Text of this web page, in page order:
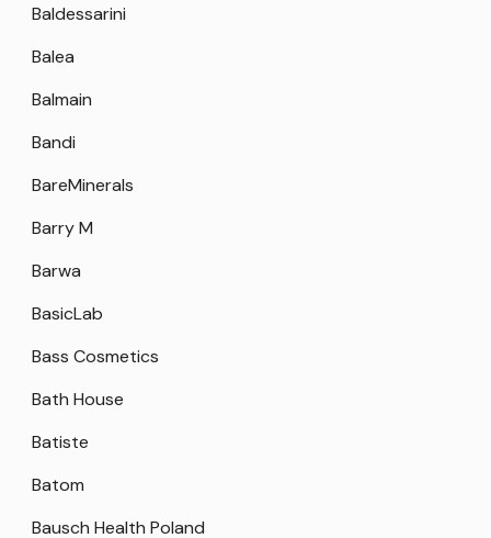
Baldessarini
Balea
Balmain
Bandi
BareMinerals
Barry M
Barwa
BasicLab
Bass Cosmetics
Bath House
Batiste
Batom
Bausch Health Poland